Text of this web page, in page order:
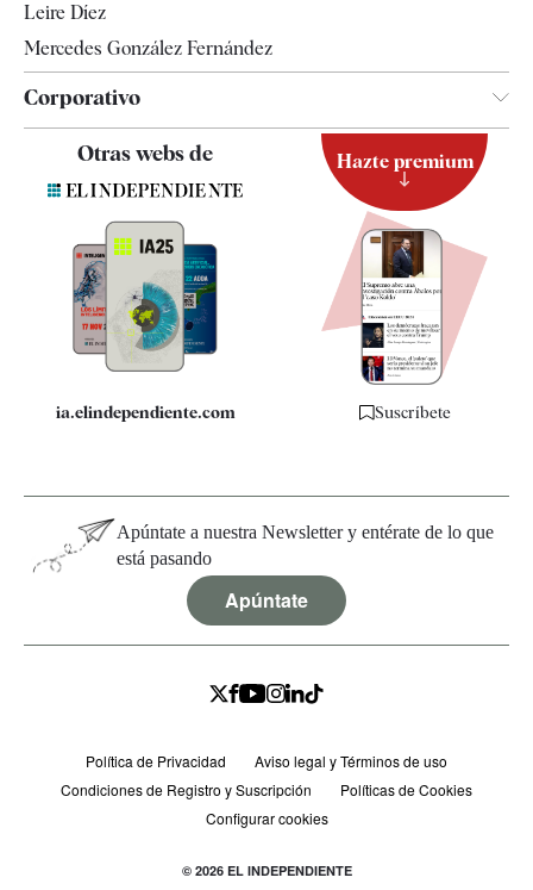
Leire Díez
Mercedes González Fernández
Corporativo
Contacto
Quiénes somos
Especificaciones
Otras webs de
ia.elindependiente.com
Hazte premium
Suscríbete
Apúntate a nuestra Newsletter y entérate de lo que
está pasando
Apúntate
Política de Privacidad
Aviso legal y Términos de uso
Condiciones de Registro y Suscripción
Políticas de Cookies
Configurar cookies
© 2026 EL INDEPENDIENTE